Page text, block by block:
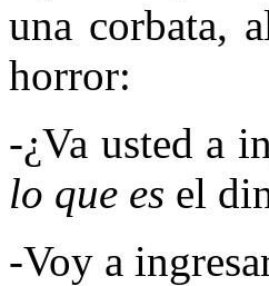
una corbata,
horror:
-¿Va usted a
lo que es el
-Voy a